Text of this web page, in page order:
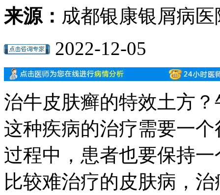
来源： 成都银康银屑病医
2022-12-05
治牛皮肤癣的特效土方
这种疾病的治疗需要一
过程中，患者也要保持
比较难治疗的皮肤病，